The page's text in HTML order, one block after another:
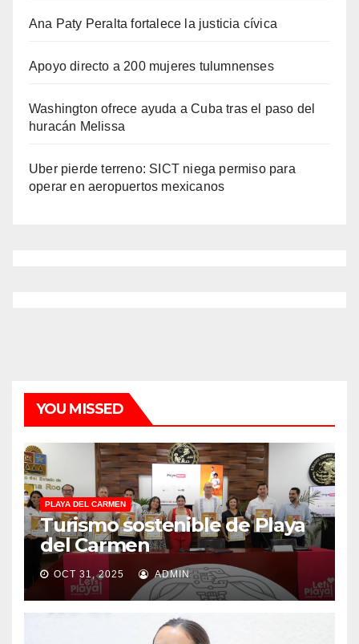
Ana Paty Peralta fortalece la justicia cívica
Apoyo directo a 200 mujeres tulumnenses
Washington ofrece ayuda a Cuba tras el paso del
huracán Melissa
Uber pierde terreno: SICT niega permiso para
operar en aeropuertos mexicanos
YOU MISSED
PLAYA DEL CARMEN
Turismo sostenible de Playa
del Carmen
OCT 31, 2025 ADMIN